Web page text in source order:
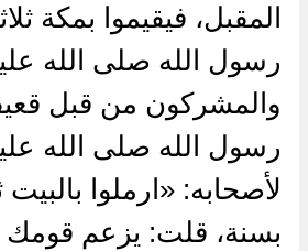
المقبل، فيقيموا بمكة
رسول الله صلى الله
والمشركون من قبل
رسول الله صلى الله
لأصحابه: «ارملوا بالبيت
بسنة، قلت: يزعم